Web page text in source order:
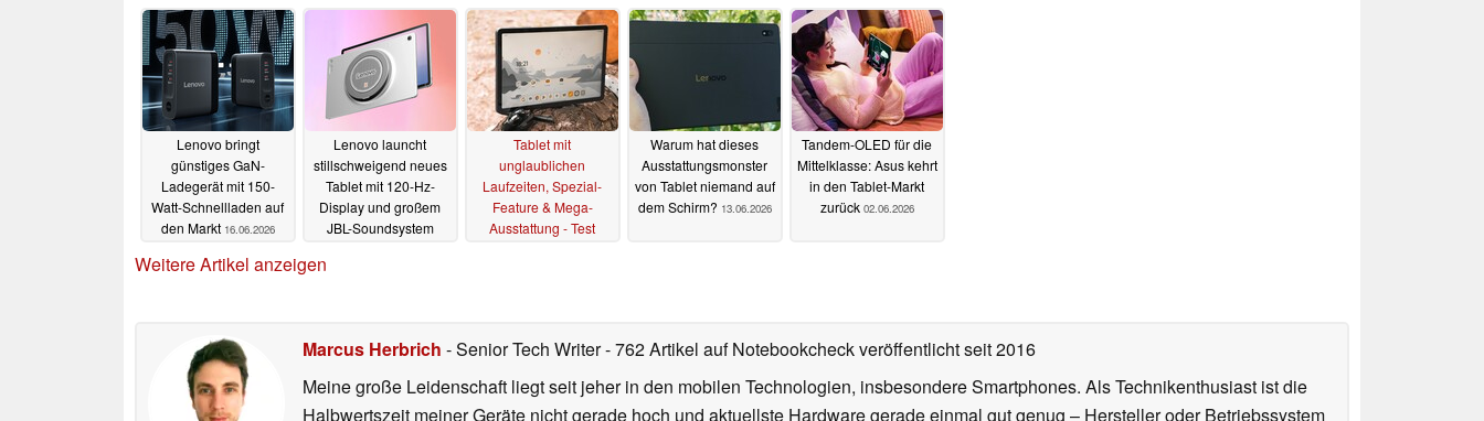
Lenovo bringt
günstiges GaN-
Ladegerät mit 150-
Watt-Schnellladen auf
den Markt 16.06.2026
Lenovo launcht
stillschweigend neues
Tablet mit 120-Hz-
Display und großem
JBL-Soundsystem
Tablet mit
unglaublichen
Laufzeiten, Spezial-
Feature & Mega-
Ausstattung - Test
Warum hat dieses
Ausstattungsmonster
von Tablet niemand auf
dem Schirm? 13.06.2026
Tandem-OLED für die
Mittelklasse: Asus kehrt
in den Tablet-Markt
zurück 02.06.2026
Weitere Artikel anzeigen
Marcus Herbrich - Senior Tech Writer- 762 Artikel auf Notebookcheck veröffentlichtseit 2016
Meine große Leidenschaft liegt seit jeher in den mobilen Technologien, insbesondere Smartphones. Als Technikenthusiast ist die
Halbwertszeit meiner Geräte nicht gerade hoch und aktuellste Hardware gerade einmal gut genug – Hersteller oder Betriebssystem